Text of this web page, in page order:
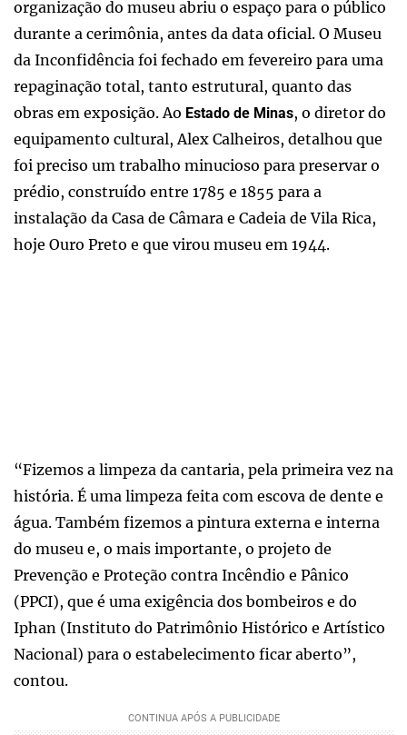
organização do museu abriu o espaço para o público
durante a cerimônia, antes da data oficial. O Museu
da Inconfidência foi fechado em fevereiro para uma
repaginação total, tanto estrutural, quanto das
obras em exposição. Ao Estado de Minas, o diretor do
equipamento cultural, Alex Calheiros, detalhou que
foi preciso um trabalho minucioso para preservar o
prédio, construído entre 1785 e 1855 para a
instalação da Casa de Câmara e Cadeia de Vila Rica,
hoje Ouro Preto e que virou museu em 1944.
“Fizemos a limpeza da cantaria, pela primeira vez na
história. É uma limpeza feita com escova de dente e
água. Também fizemos a pintura externa e interna
do museu e, o mais importante, o projeto de
Prevenção e Proteção contra Incêndio e Pânico
(PPCI), que é uma exigência dos bombeiros e do
Iphan (Instituto do Patrimônio Histórico e Artístico
Nacional) para o estabelecimento ficar aberto”,
contou.